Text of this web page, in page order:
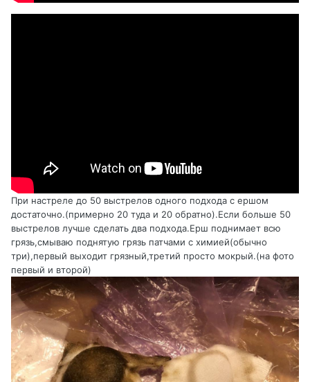
При настреле до 50 выстрелов одного подхода с ершом
достаточно.(примерно 20 туда и 20 обратно).Если больше 50
выстрелов лучше сделать два подхода.Ерш поднимает всю
грязь,смываю поднятую грязь патчами с химией(обычно
три),первый выходит грязный,третий просто мокрый.(на фото
первый и второй)